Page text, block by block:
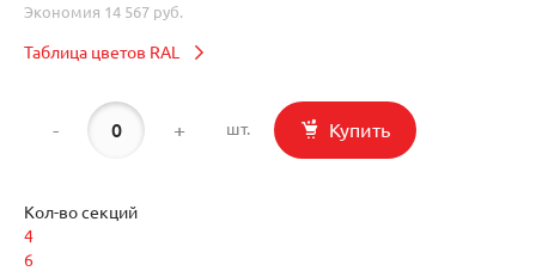
Экономия 14 567 руб.
Таблица цветов RAL
- + шт. Купить
Кол-во секций
4
6